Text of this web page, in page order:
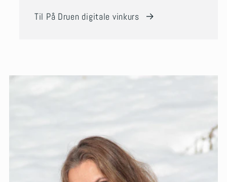
Til På Druen digitale vinkurs